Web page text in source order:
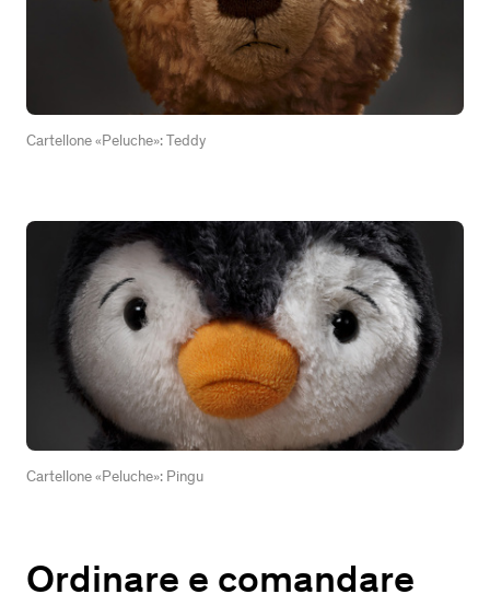
Cartellone «Peluche»: Teddy
Cartellone «Peluche»: Pingu
Ordinare e comandare